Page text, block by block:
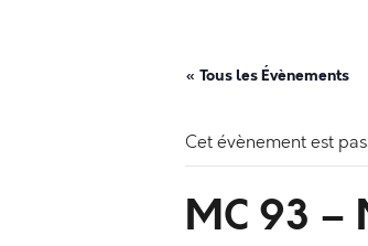
« Tous les Évènements
Cet évènement est
MC 93 –